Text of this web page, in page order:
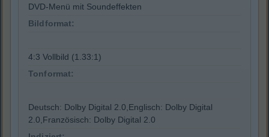
DVD-Menü mit Soundeffekten
Bildformat:
4:3 Vollbild (1.33:1)
Tonformat:
Deutsch: Dolby Digital 2.0,Englisch: Dolby Digital
2.0,Französisch: Dolby Digital 2.0